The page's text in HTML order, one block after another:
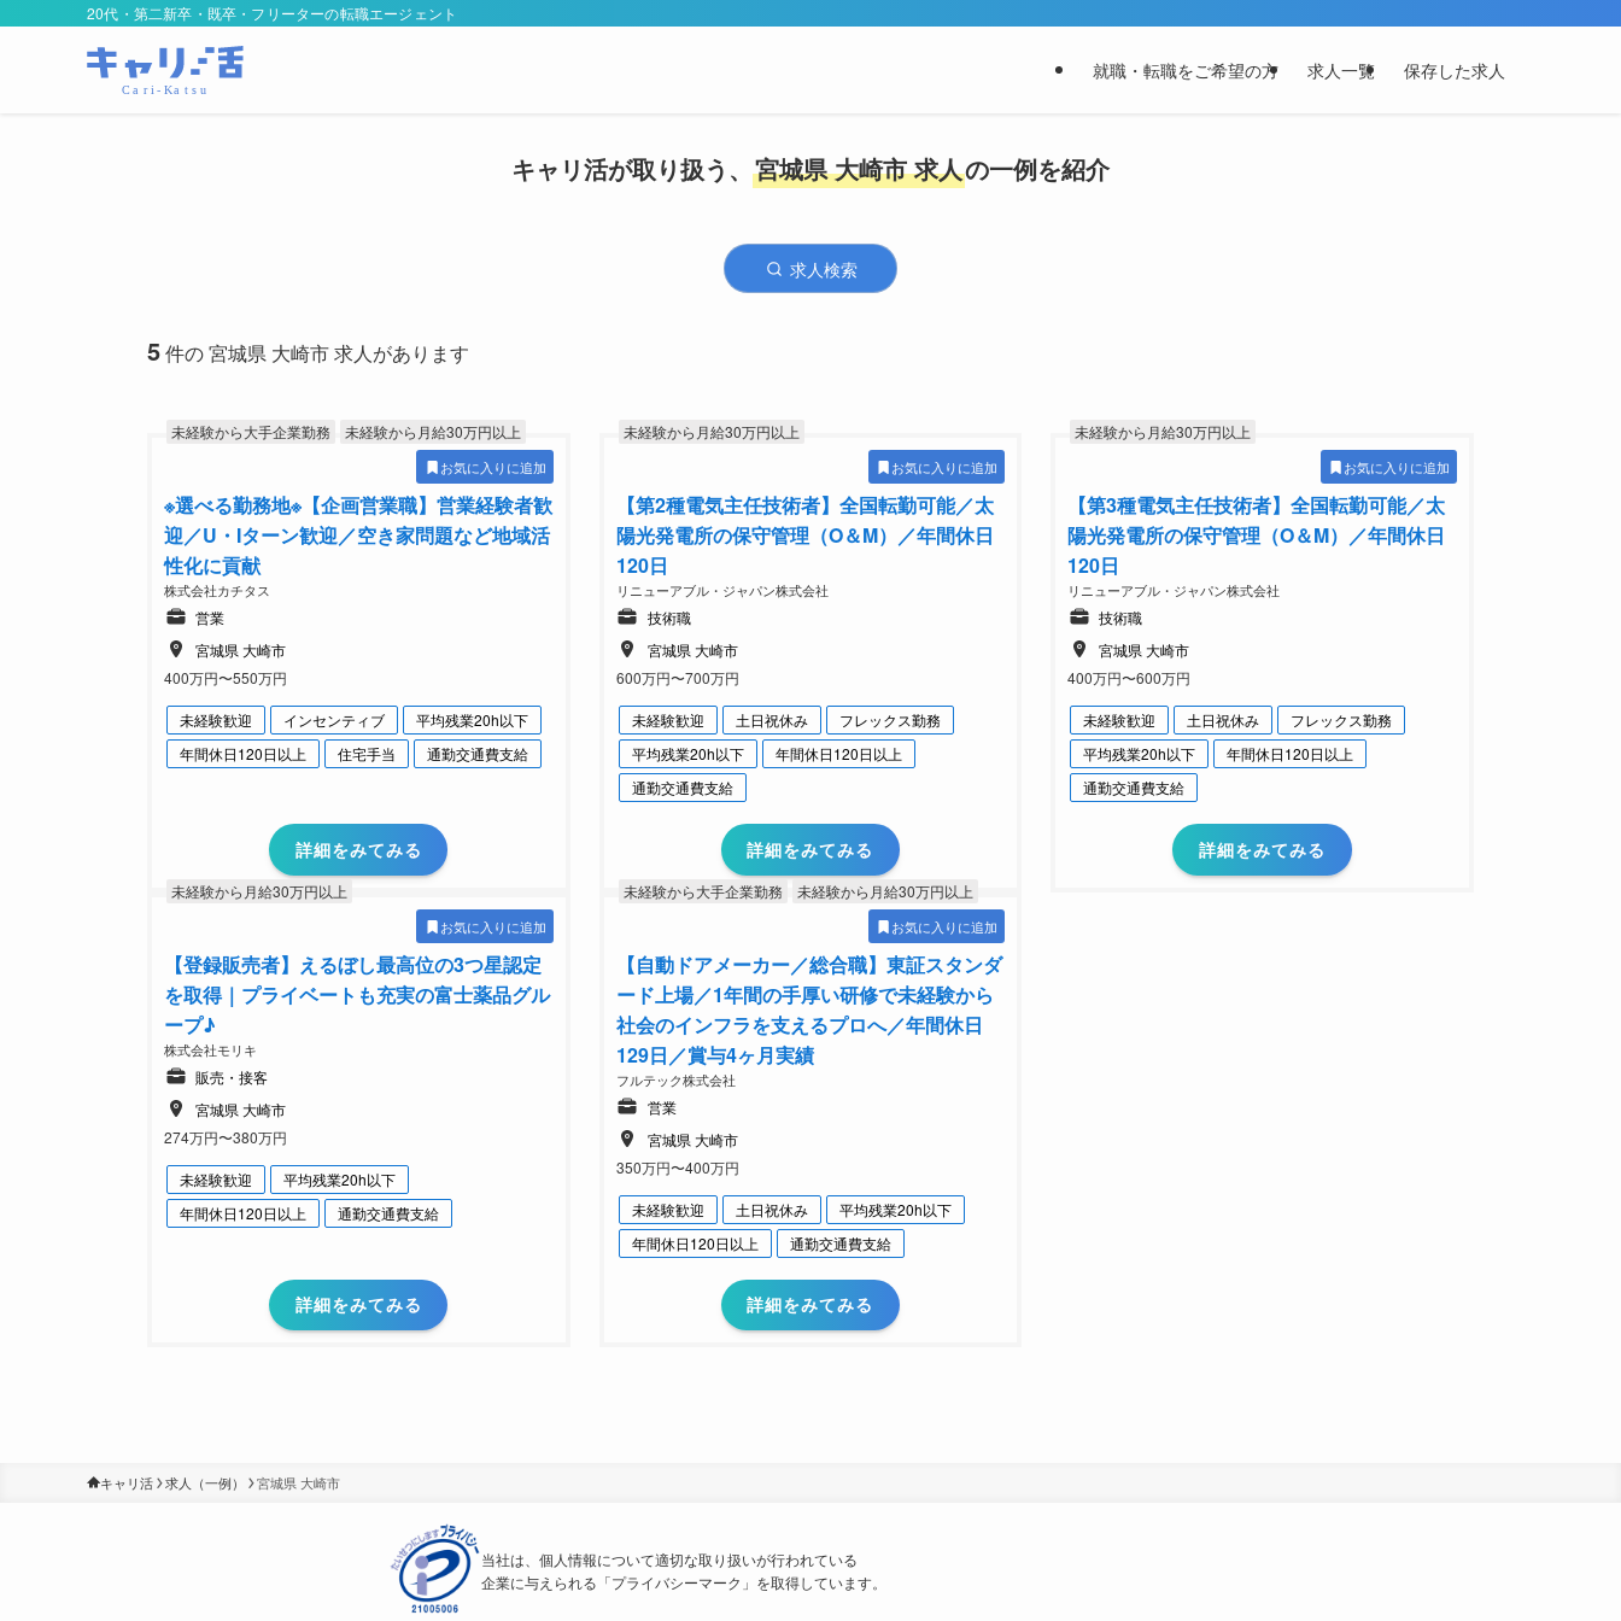
20代・第二新卒・既卒・フリーターの転職エージェント
就職・転職をご希望の方 求人一覧 保存した求人
キャリ活が取り扱う、 宮城県 大崎市 求人の一例を紹介
求人検索
5件の 宮城県 大崎市 求人があります
未経験から大手企業勤務 未経験から月給30万円以上
お気に入りに追加
※選べる勤務地※【企画営業職】営業経験者歓
迎／U・Iターン歓迎／空き家問題など地域活
性化に貢献
株式会社カチタス
営業
宮城県 大崎市
400万円〜550万円
未経験歓迎 インセンティブ
平均残業20h以下
年間休日120日以上
住宅手当 通勤交通費支給
詳細をみてみる
未経験から月給30万円以上
お気に入りに追加
【第2種電気主任技術者】全国転勤可能／太
陽光発電所の保守管理（O＆M）／年間休日
120日
リニューアブル・ジャパン株式会社
技術職
宮城県 大崎市
600万円〜700万円
未経験歓迎 土日祝休み
フレックス勤務
平均残業20h以下
年間休日120日以上
通勤交通費支給
詳細をみてみる
未経験から月給30万円以上
お気に入りに追加
【第3種電気主任技術者】全国転勤可能／太
陽光発電所の保守管理（O＆M）／年間休日
120日
リニューアブル・ジャパン株式会社
技術職
宮城県 大崎市
400万円〜600万円
未経験歓迎 土日祝休み
フレックス勤務
平均残業20h以下
年間休日120日以上
通勤交通費支給
詳細をみてみる
未経験から月給30万円以上
お気に入りに追加
【登録販売者】えるぼし最高位の3つ星認定
を取得｜プライベートも充実の富士薬品グル
ープ♪
株式会社モリキ
販売・接客
宮城県 大崎市
274万円〜380万円
未経験歓迎
平均残業20h以下
年間休日120日以上
通勤交通費支給
詳細をみてみる
未経験から大手企業勤務 未経験から月給30万円以上
お気に入りに追加
【自動ドアメーカー／総合職】東証スタンダ
ード上場／1年間の手厚い研修で未経験から
社会のインフラを支えるプロへ／年間休日
129日／賞与4ヶ月実績
フルテック株式会社
営業
宮城県 大崎市
350万円〜400万円
未経験歓迎 土日祝休み
平均残業20h以下
年間休日120日以上
通勤交通費支給
詳細をみてみる
キャリ活 求人（一例） 宮城県 大崎市
当社は、個人情報について適切な取り扱いが行われている
企業に与えられる「プライバシーマーク」を取得しています。